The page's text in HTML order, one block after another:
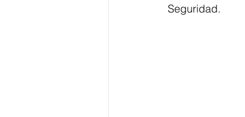
Seguridad.